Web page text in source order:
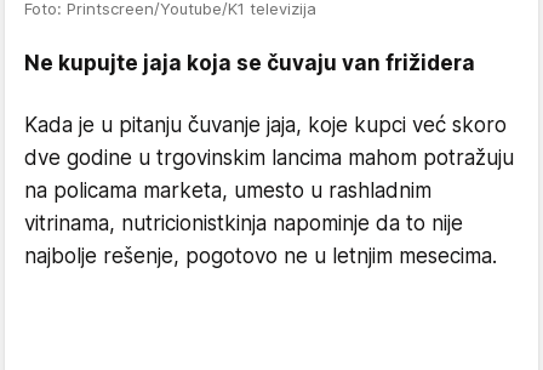
Foto: Printscreen/Youtube/K1 televizija
Ne kupujte jaja koja se čuvaju van frižidera
Kada je u pitanju čuvanje jaja, koje kupci već skoro
dve godine u trgovinskim lancima mahom potražuju
na policama marketa, umesto u rashladnim
vitrinama, nutricionistkinja napominje da to nije
najbolje rešenje, pogotovo ne u letnjim mesecima.